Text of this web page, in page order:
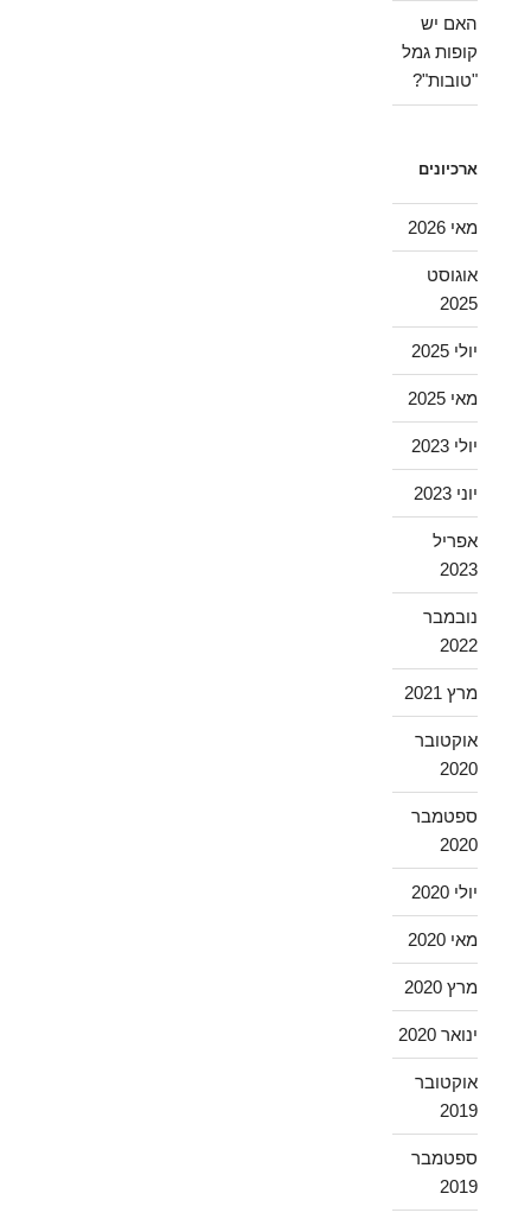
האם יש
קופות גמל
"טובות"?
ארכיונים
מאי 2026
אוגוסט
2025
יולי 2025
מאי 2025
יולי 2023
יוני 2023
אפריל
2023
נובמבר
2022
מרץ 2021
אוקטובר
2020
ספטמבר
2020
יולי 2020
מאי 2020
מרץ 2020
ינואר 2020
אוקטובר
2019
ספטמבר
2019